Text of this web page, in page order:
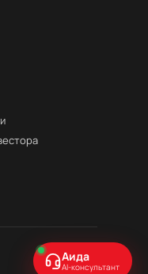
Аида
AI-консультант